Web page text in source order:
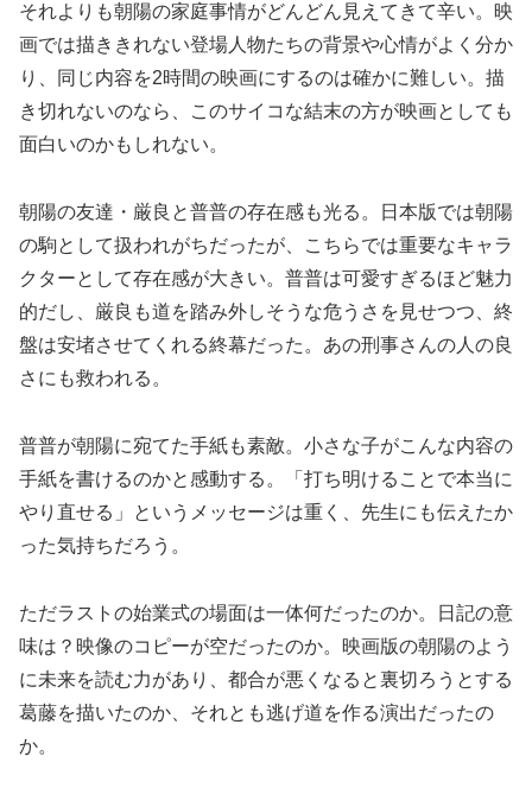
それよりも朝陽の家庭事情がどんどん見えてきて辛い。映
画では描ききれない登場人物たちの背景や心情がよく分か
り、同じ内容を2時間の映画にするのは確かに難しい。描
き切れないのなら、このサイコな結末の方が映画としても
面白いのかもしれない。
朝陽の友達・厳良と普普の存在感も光る。日本版では朝陽
の駒として扱われがちだったが、こちらでは重要なキャラ
クターとして存在感が大きい。普普は可愛すぎるほど魅力
的だし、厳良も道を踏み外しそうな危うさを見せつつ、終
盤は安堵させてくれる終幕だった。あの刑事さんの人の良
さにも救われる。
普普が朝陽に宛てた手紙も素敵。小さな子がこんな内容の
手紙を書けるのかと感動する。「打ち明けることで本当に
やり直せる」というメッセージは重く、先生にも伝えたか
った気持ちだろう。
ただラストの始業式の場面は一体何だったのか。日記の意
味は？映像のコピーが空だったのか。映画版の朝陽のよう
に未来を読む力があり、都合が悪くなると裏切ろうとする
葛藤を描いたのか、それとも逃げ道を作る演出だったの
か。